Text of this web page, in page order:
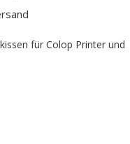
für Colop Printer und